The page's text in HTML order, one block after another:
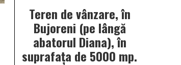
Teren de vânzare, în
Bujoreni (pe lângă
abatorul Diana), în
suprafața de 5000 mp.